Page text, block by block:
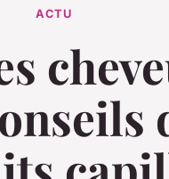
ACTU